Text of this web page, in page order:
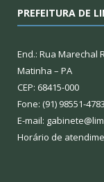
PREFEITURA DE
End.: Rua Marechal
Matinha – PA
CEP: 68415-000
Fone: (91) 98551-4783
E-mail:
Horário de